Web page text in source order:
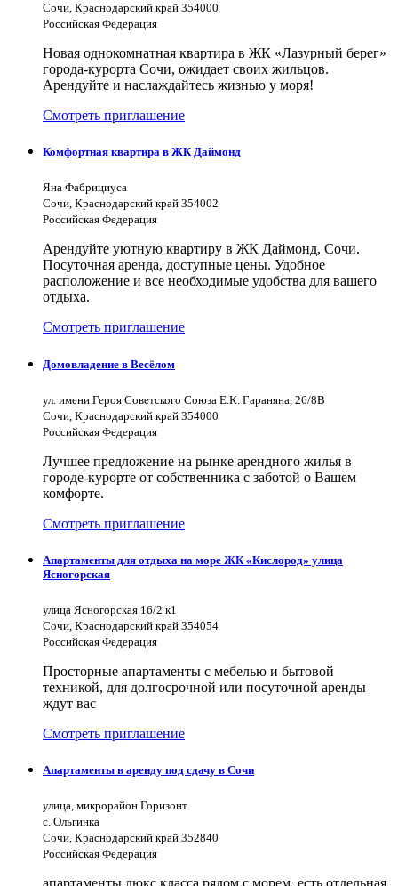
Сочи, Краснодарский край 354000
Российская Федерация
Новая однокомнатная квартира в ЖК «Лазурный берег»
города-курорта Сочи, ожидает своих жильцов.
Арендуйте и наслаждайтесь жизнью у моря!
Смотреть приглашение
Комфортная квартира в ЖК Даймонд
Яна Фабрициуса
Сочи, Краснодарский край 354002
Российская Федерация
Арендуйте уютную квартиру в ЖК Даймонд, Сочи.
Посуточная аренда, доступные цены. Удобное
расположение и все необходимые удобства для вашего
отдыха.
Смотреть приглашение
Домовладение в Весёлом
ул. имени Героя Советского Союза Е.К. Гараняна, 26/8В
Сочи, Краснодарский край 354000
Российская Федерация
Лучшее предложение на рынке арендного жилья в
городе-курорте от собственника с заботой о Вашем
комфорте.
Смотреть приглашение
Апартаменты для отдыха на море ЖК «Кислород» улица
Ясногорская
улица Ясногорская 16/2 к1
Сочи, Краснодарский край 354054
Российская Федерация
Просторные апартаменты с мебелью и бытовой
техникой, для долгосрочной или посуточной аренды
ждут вас
Смотреть приглашение
Апартаменты в аренду под сдачу в Сочи
улица, микрорайон Горизонт
с. Ольгинка
Сочи, Краснодарский край 352840
Российская Федерация